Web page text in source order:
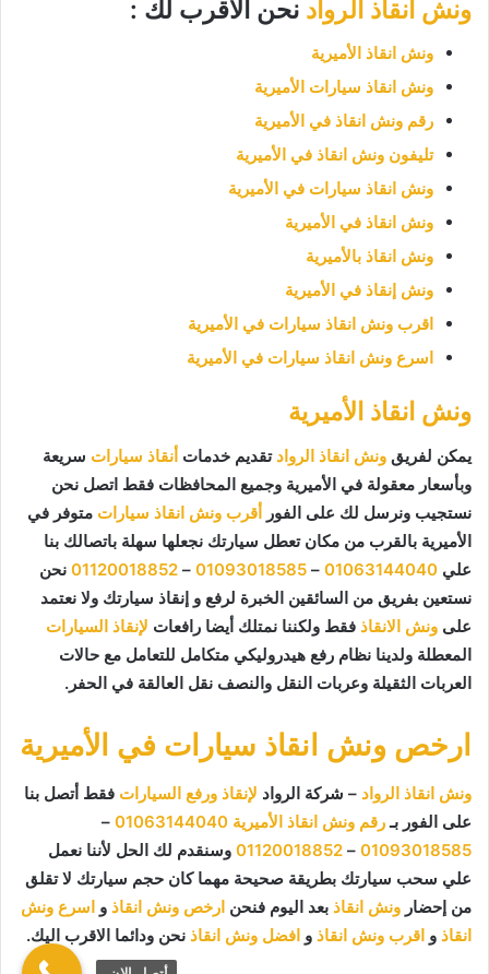
ونش انقاذ الرواد نحن الاقرب لك :
ونش انقاذ الأميرية
ونش انقاذ سيارات الأميرية
رقم ونش انقاذ في الأميرية
تليفون ونش انقاذ في الأميرية
ونش انقاذ سيارات في الأميرية
ونش انقاذ في الأميرية
ونش انقاذ بالأميرية
ونش إنقاذ في الأميرية
اقرب ونش انقاذ سيارات في الأميرية
اسرع ونش انقاذ سيارات في الأميرية
ونش انقاذ الأميرية
يمكن لفريق ونش انقاذ الرواد تقديم خدمات أنقاذ سيارات سريعة
وبأسعار معقولة في الأميرية وجميع المحافظات فقط اتصل نحن
نستجيب ونرسل لك على الفور أقرب ونش انقاذ سيارات متوفر في
الأميرية بالقرب من مكان تعطل سيارتك نجعلها سهلة باتصالك بنا
علي 01063144040
–
01093018585
–
01120018852 نحن
نستعين بفريق من السائقين الخبرة لرفع و إنقاذ سيارتك ولا نعتمد
على ونش الانقاذ فقط ولكننا نمتلك أيضا رافعات لإنقاذ السيارات
المعطلة ولدينا نظام رفع هيدروليكي متكامل للتعامل مع حالات
العربات الثقيلة وعربات النقل والنصف نقل العالقة في الحفر.
ارخص ونش انقاذ سيارات في الأميرية
ونش انقاذ الرواد – شركة الرواد لإنقاذ ورفع السيارات فقط أتصل بنا
على الفور بـرقم ونش انقاذ الأميرية 01063144040
–
01093018585
–
01120018852 وسنقدم لك الحل لأننا نعمل
علي سحب سيارتك بطريقة صحيحة مهما كان حجم سيارتك لا تقلق
من إحضار ونش انقاذ بعد اليوم فنحن ارخص ونش انقاذ و اسرع ونش
انقاذ و اقرب ونش انقاذ و افضل ونش انقاذ نحن ودائما الاقرب اليك.